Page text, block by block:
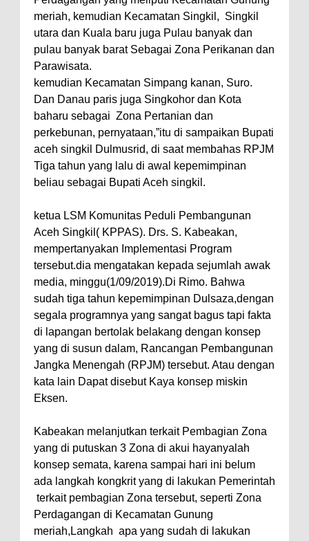
meriah, kemudian Kecamatan Singkil, Singkil
utara dan Kuala baru juga Pulau banyak dan
pulau banyak barat Sebagai Zona Perikanan dan
Parawisata.
kemudian Kecamatan Simpang kanan, Suro.
Dan Danau paris juga Singkohor dan Kota
baharu sebagai Zona Pertanian dan
perkebunan, pernyataan,”itu di sampaikan Bupati
aceh singkil Dulmusrid, di saat membahas RPJM
Tiga tahun yang lalu di awal kepemimpinan
beliau sebagai Bupati Aceh singkil.
ketua LSM Komunitas Peduli Pembangunan
Aceh Singkil( KPPAS). Drs. S. Kabeakan,
mempertanyakan Implementasi Program
tersebut.dia mengatakan kepada sejumlah awak
media, minggu(1/09/2019).Di Rimo. Bahwa
sudah tiga tahun kepemimpinan Dulsaza,dengan
segala programnya yang sangat bagus tapi fakta
di lapangan bertolak belakang dengan konsep
yang di susun dalam, Rancangan Pembangunan
Jangka Menengah (RPJM) tersebut. Atau dengan
kata lain Dapat disebut Kaya konsep miskin
Eksen.
Kabeakan melanjutkan terkait Pembagian Zona
yang di putuskan 3 Zona di akui hayanyalah
konsep semata, karena sampai hari ini belum
ada langkah kongkrit yang di lakukan Pemerintah
terkait pembagian Zona tersebut, seperti Zona
Perdagangan di Kecamatan Gunung
meriah,Langkah apa yang sudah di lakukan